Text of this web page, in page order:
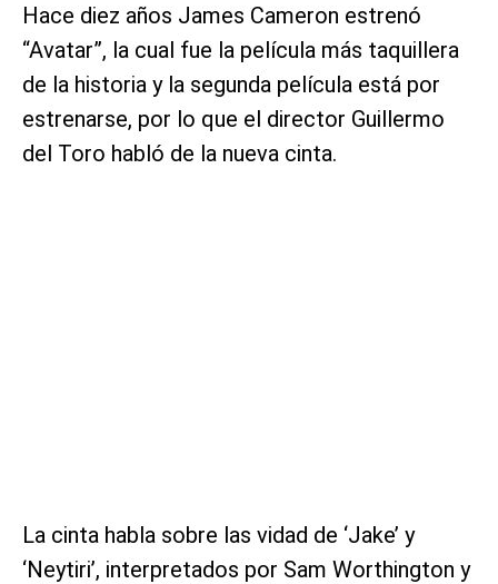
Hace diez años James Cameron estrenó
“Avatar”, la cual fue la película más taquillera
de la historia y la segunda película está por
estrenarse, por lo que el director Guillermo
del Toro habló de la nueva cinta.
La cinta habla sobre las vidad de ‘Jake’ y
‘Neytiri’, interpretados por Sam Worthington y